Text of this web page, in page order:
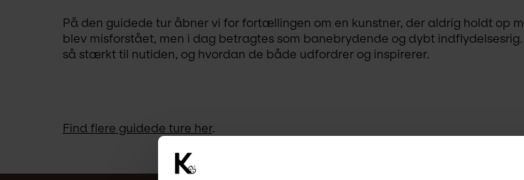
På den guidede tur åbner vi for fortællingen om en kunstner, der aldrig holdt op
blev misforstået, men i dag betragtes som banebrydende og dybt
så stærkt til nutiden, og hvordan de både udfordrer og inspirerer.
Find flere guidede ture her.